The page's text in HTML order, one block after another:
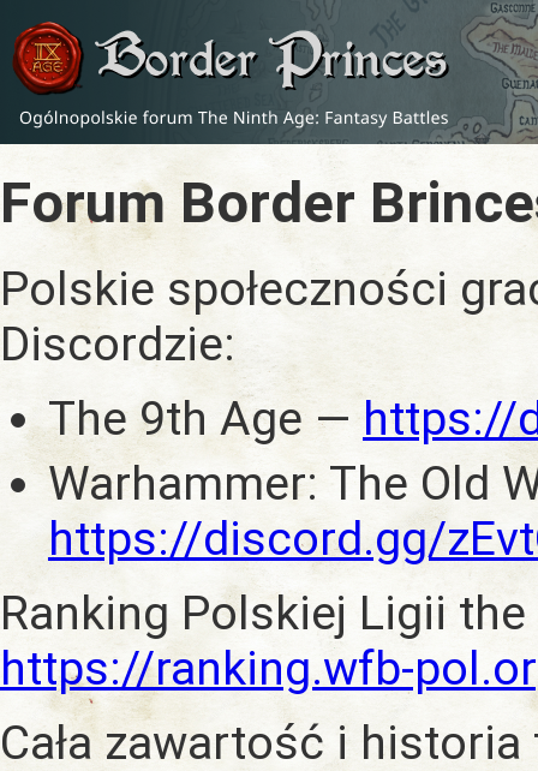
Forum Border
Polskie społeczności
Discordzie:
The 9th Age —https://
Warhammer: The Old
https://discord.gg/
Ranking Polskiej Ligii
https://ranking.wfb-
Cała zawartość i historia